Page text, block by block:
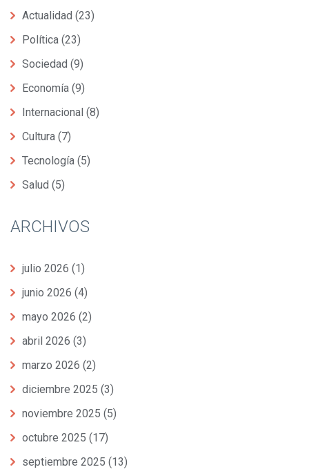
Actualidad (23)
Política (23)
Sociedad (9)
Economía (9)
Internacional (8)
Cultura (7)
Tecnología (5)
Salud (5)
ARCHIVOS
julio 2026 (1)
junio 2026 (4)
mayo 2026 (2)
abril 2026 (3)
marzo 2026 (2)
diciembre 2025 (3)
noviembre 2025 (5)
octubre 2025 (17)
septiembre 2025 (13)